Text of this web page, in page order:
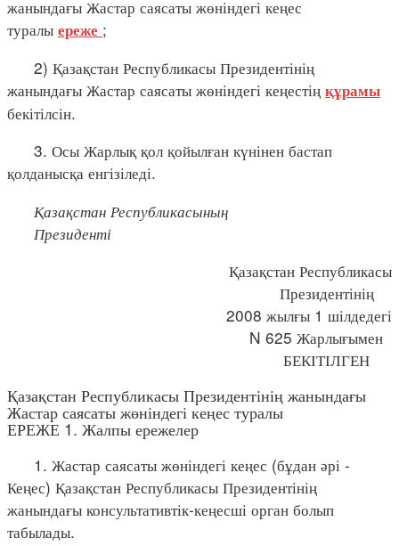
жанындағы Жастар саясаты жөніндегі кеңес
туралы ереже ;
2) Қазақстан Республикасы Президентінің
жанындағы Жастар саясаты жөніндегі кеңестің құрамы
бекітілсін.
3. Осы Жарлық қол қойылған күнінен бастап
қолданысқа енгізіледі.
Қазақстан Республикасының
Президенті
Қазақстан Республикасы
Президентінің
2008 жылғы 1 шілдедегі
N 625 Жарлығымен
БЕКІТІЛГЕН
Қазақстан Республикасы Президентінің жанындағы
Жастар саясаты жөніндегі кеңес туралы
ЕРЕЖЕ 1. Жалпы ережелер
1. Жастар саясаты жөніндегі кеңес (бұдан әрі -
Кеңес) Қазақстан Республикасы Президентінің
жанындағы консультативтік-кеңесші орган болып
табылады.